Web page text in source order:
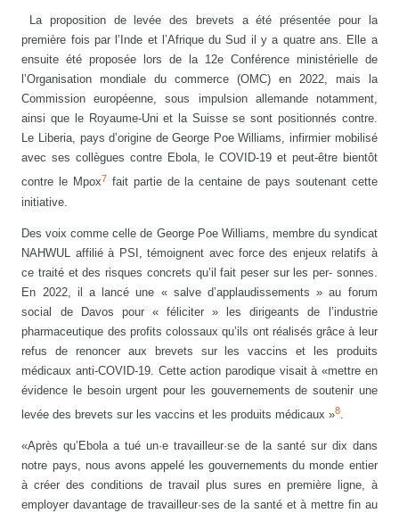
La proposition de levée des brevets a été présentée pour la
première fois par l’Inde et l’Afrique du Sud il y a quatre ans. Elle a
ensuite été proposée lors de la 12e Conférence ministérielle de
l’Organisation mondiale du commerce (OMC) en 2022, mais la
Commission européenne, sous impulsion allemande notamment,
ainsi que le Royaume-Uni et la Suisse se sont positionnés contre.
Le Liberia, pays d’origine de George Poe Williams, infirmier mobilisé
avec ses collègues contre Ebola, le COVID-19 et peut-être bientôt
contre le Mpox7 fait partie de la centaine de pays soutenant cette
initiative.
Des voix comme celle de George Poe Williams, membre du syndicat
NAHWUL affilié à PSI, témoignent avec force des enjeux relatifs à
ce traité et des risques concrets qu’il fait peser sur les per- sonnes.
En 2022, il a lancé une « salve d’applaudissements » au forum
social de Davos pour « féliciter » les dirigeants de l’industrie
pharmaceutique des profits colossaux qu’ils ont réalisés grâce à leur
refus de renoncer aux brevets sur les vaccins et les produits
médicaux anti-COVID-19. Cette action parodique visait à «mettre en
évidence le besoin urgent pour les gouvernements de soutenir une
levée des brevets sur les vaccins et les produits médicaux »8.
«Après qu’Ebola a tué un·e travailleur·se de la santé sur dix dans
notre pays, nous avons appelé les gouvernements du monde entier
à créer des conditions de travail plus sures en première ligne, à
employer davantage de travailleur·ses de la santé et à mettre fin au